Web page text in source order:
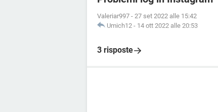
Valeriar997 - 27 set 2022 alle 15:42
Umich12 - 14 ott 2022 alle 20:53
3 risposte